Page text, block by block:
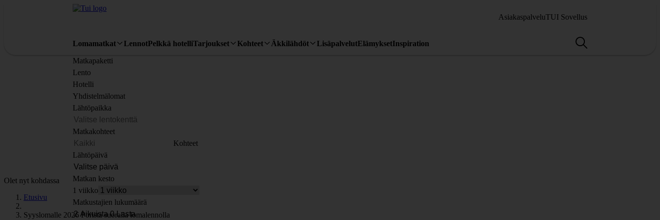
AsiakaspalveluTUI Sovellus
Lomamatkat LennotPelkkä hotelliTarjoukset Kohteet Äkkilähdöt LisäpalvelutElämyksetInspiration
Matkapaketti
Lento
Hotelli
Yhdistelmälomat
Lähtöpaikka
Matkakohteet
Kohteet
Lähtöpäivä
Matkan kesto
1 viikko
Matkustajien lukumäärä
Olet nyt kohdassa
Etusivu
Syyslomalle 2026 Porista suoralla lomalennolla